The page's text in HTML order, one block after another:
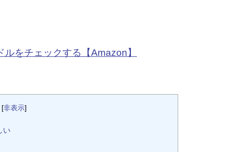
をチェックする【Amazon】
[非表示]
い